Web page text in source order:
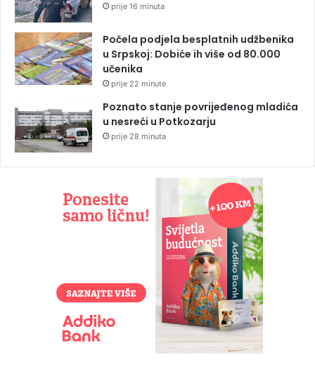
prije 16 minuta
Počela podjela besplatnih udžbenika
u Srpskoj: Dobiće ih više od 80.000
učenika
prije 22 minute
Poznato stanje povrijeđenog mladića
u nesreći u Potkozarju
prije 28 minuta